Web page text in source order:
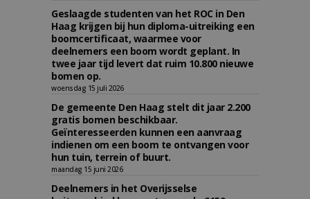
Geslaagde studenten van het ROC in Den
Haag krijgen bij hun diploma-uitreiking een
boomcertificaat, waarmee voor
deelnemers een boom wordt geplant. In
twee jaar tijd levert dat ruim 10.800 nieuwe
bomen op.
woensdag 15 juli 2026
De gemeente Den Haag stelt dit jaar 2.200
gratis bomen beschikbaar.
Geïnteresseerden kunnen een aanvraag
indienen om een boom te ontvangen voor
hun tuin, terrein of buurt.
maandag 15 juni 2026
Deelnemers in het Overijsselse